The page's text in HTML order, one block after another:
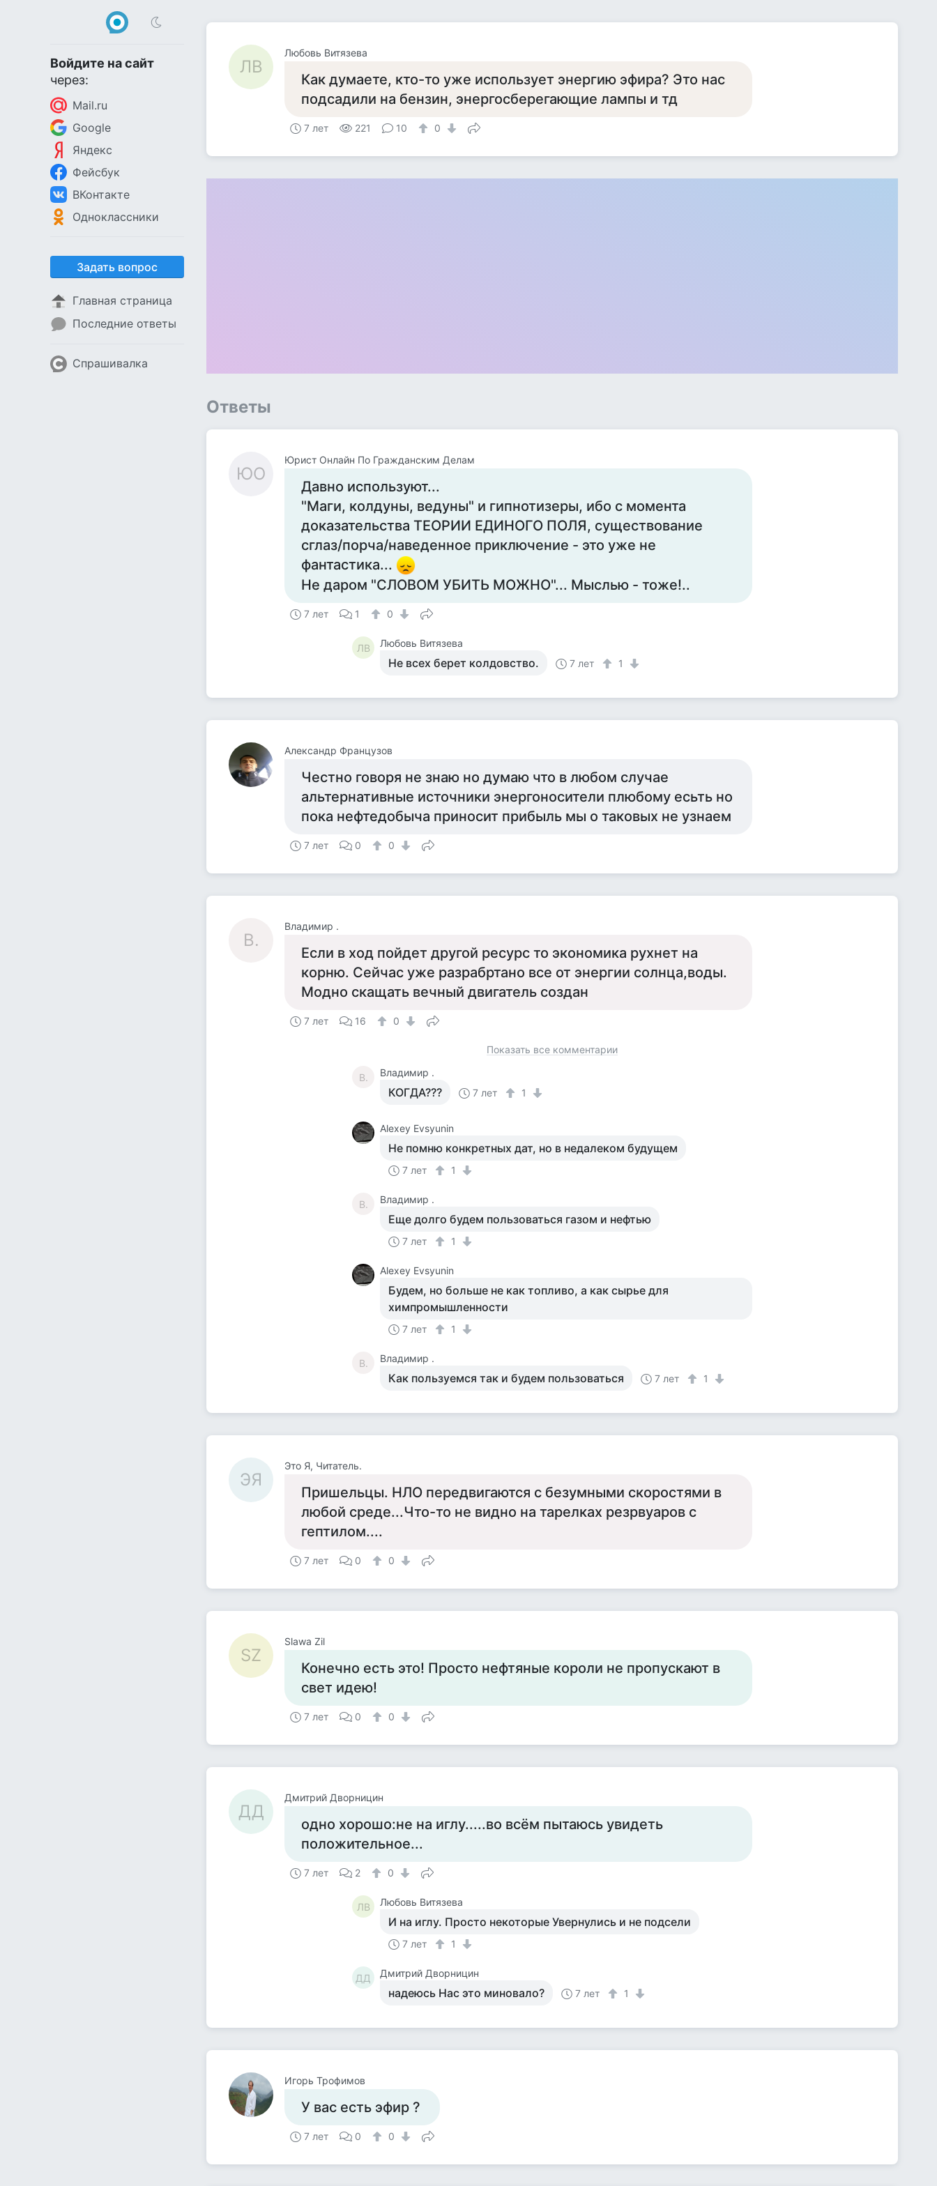
Войдите на сайт
через:
Mail.ru
Google
Яндекс
Фейсбук
ВКонтакте
Одноклассники
Задать вопрос
Главная страница
Последние ответы
Спрашивалка
ЛВ
Любовь Витязева
Как думаете, кто-то уже использует энергию эфира? Это нас
подсадили на бензин, энергосберегающие лампы и тд
7 лет 221 10 0
Ответы
ЮО
Юрист Онлайн По Гражданским Делам
Давно используют...
"Маги, колдуны, ведуны" и гипнотизеры, ибо с момента
доказательства ТЕОРИИ ЕДИНОГО ПОЛЯ, существование
сглаз/порча/наведенное приключение - это уже не
фантастика...
Не даром "СЛОВОМ УБИТЬ МОЖНО"... Мыслью - тоже!..
7 лет 1 0
ЛВ Любовь Витязева
Не всех берет колдовство. 7 лет 1
Александр Французов
Честно говоря не знаю но думаю что в любом случае
альтернативные источники энергоносители плюбому есьть но
пока нефтедобыча приносит прибыль мы о таковых не узнаем
7 лет 0 0
В.
Владимир .
Если в ход пойдет другой ресурс то экономика рухнет на
корню. Сейчас уже разрабртано все от энергии солнца,воды.
Модно скащать вечный двигатель создан
7 лет 16 0
Показать все комментарии
В. Владимир .
КОГДА??? 7 лет 1
Alexey Evsyunin
Не помню конкретных дат, но в недалеком будущем
7 лет 1
В. Владимир .
Еще долго будем пользоваться газом и нефтью
7 лет 1
Alexey Evsyunin
Будем, но больше не как топливо, а как сырье для
химпромышленности
7 лет 1
В. Владимир .
Как пользуемся так и будем пользоваться 7 лет 1
ЭЯ
Это Я, Читатель.
Пришельцы. НЛО передвигаются с безумными скоростями в
любой среде...Что-то не видно на тарелках резрвуаров с
гептилом....
7 лет 0 0
SZ
Slawa Zil
Конечно есть это! Просто нефтяные короли не пропускают в
свет идею!
7 лет 0 0
ДД
Дмитрий Дворницин
одно хорошо:не на иглу.....во всём пытаюсь увидеть
положительное...
7 лет 2 0
ЛВ Любовь Витязева
И на иглу. Просто некоторые Увернулись и не подсели
7 лет 1
ДД Дмитрий Дворницин
надеюсь Нас это миновало? 7 лет 1
Игорь Трофимов
У вас есть эфир ?
7 лет 0 0